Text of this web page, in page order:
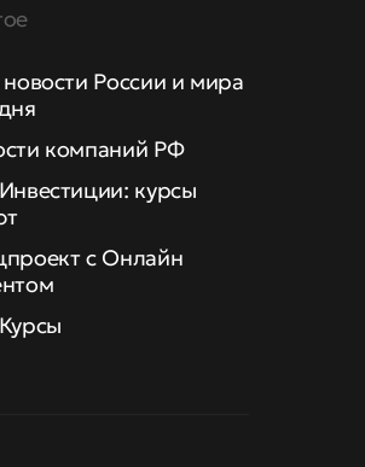
России и мира
компаний РФ
курсы
с Онлайн